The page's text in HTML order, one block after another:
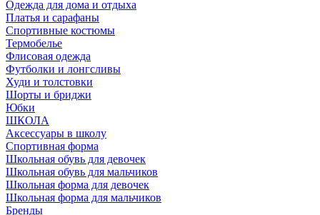
Одежда для дома и отдыха
Платья и сарафаны
Спортивные костюмы
Термобелье
Флисовая одежда
Футболки и лонгсливы
Худи и толстовки
Шорты и бриджи
Юбки
ШКОЛА
Аксессуары в школу
Спортивная форма
Школьная обувь для девочек
Школьная обувь для мальчиков
Школьная форма для девочек
Школьная форма для мальчиков
Бренды